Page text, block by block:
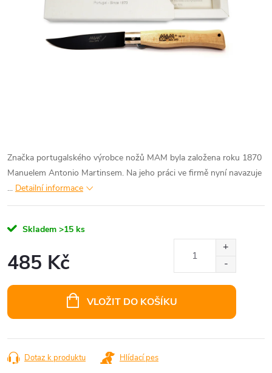
Značka portugalského výrobce nožů MAM byla založena roku 1870
Manuelem Antonio Martinsem. Na jeho práci ve firmě nyní navazuje
... Detailní informace
Skladem >15 ks
485 Kč
VLOŽIT DO KOŠÍKU
Dotaz k produktu Hlídací pes